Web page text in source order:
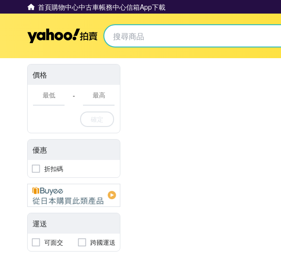
首頁購物中心中古車帳務中心信箱App下載
Yahoo拍賣
價格
-
確定
優惠
折扣碼
運送
可面交 跨國運送